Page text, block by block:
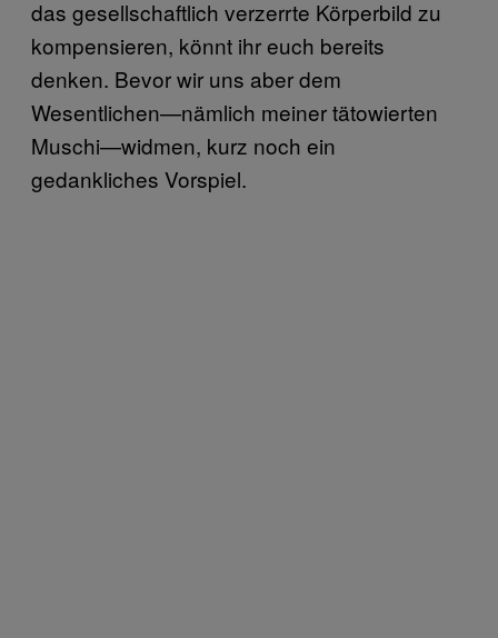
das gesellschaftlich verzerrte Körperbild zu
kompensieren, könnt ihr euch bereits
denken. Bevor wir uns aber dem
Wesentlichen—nämlich meiner tätowierten
Muschi—widmen, kurz noch ein
gedankliches Vorspiel.